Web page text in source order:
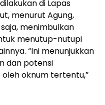
di Lapas
menurut Agung,
menimbulkan
menutup-nutupi
“Ini menunjukkan
dan potensi
oknum tertentu,”